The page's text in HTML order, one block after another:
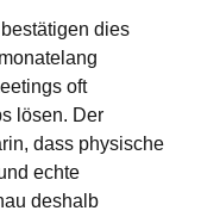
dies
oft
lösen. Der
dass physische
echte
deshalb